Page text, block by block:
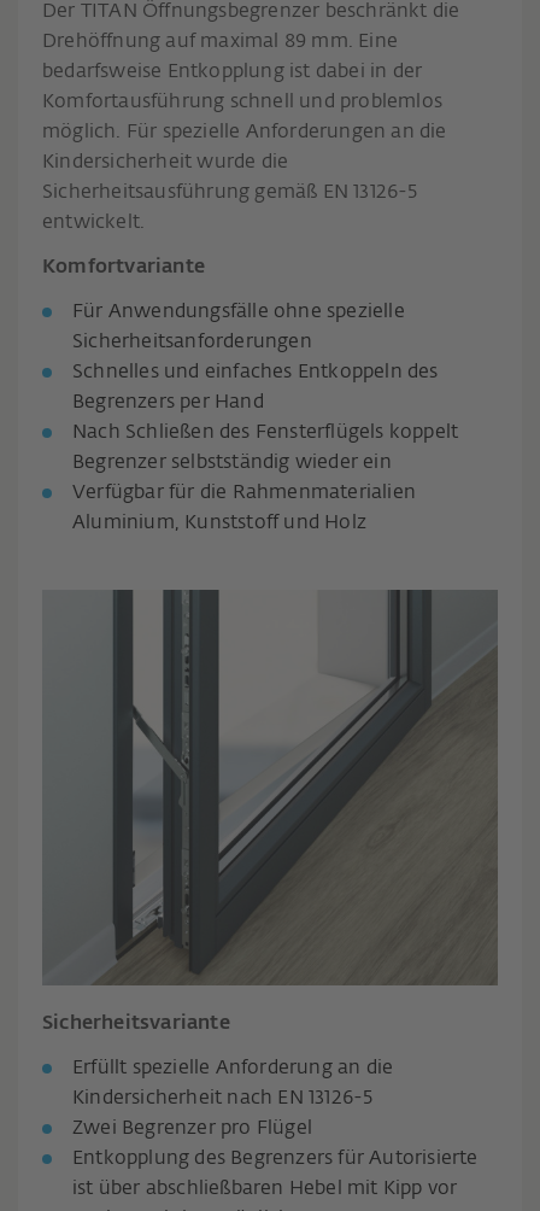
Der TITAN Öffnungsbegrenzer beschränkt die
Drehöffnung auf maximal 89 mm. Eine
bedarfsweise Entkopplung ist dabei in der
Komfortausführung schnell und problemlos
möglich. Für spezielle Anforderungen an die
Kindersicherheit wurde die
Sicherheitsausführung gemäß EN 13126-5
entwickelt.
Komfortvariante
Für Anwendungsfälle ohne spezielle
Sicherheitsanforderungen
Schnelles und einfaches Entkoppeln des
Begrenzers per Hand
Nach Schließen des Fensterflügels koppelt
Begrenzer selbstständig wieder ein
Verfügbar für die Rahmenmaterialien
Aluminium, Kunststoff und Holz
Sicherheitsvariante
Erfüllt spezielle Anforderung an die
Kindersicherheit nach EN 13126-5
Zwei Begrenzer pro Flügel
Entkopplung des Begrenzers für Autorisierte
ist über abschließbaren Hebel mit Kipp vor